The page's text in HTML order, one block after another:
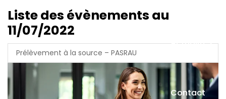
Actualités
Contact
Liste des évènements au
11/07/2022
Prélèvement à la source – PASRAU